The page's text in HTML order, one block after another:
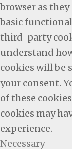
browser as
basic
third-party
understand
cookies will be
your consent.
of these
cookies may
experience.
Necessary